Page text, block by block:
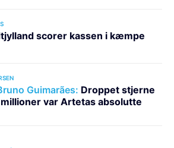
scorer kassen i kæmpe
Guimarães: Droppet stjerne
var Artetas absolutte